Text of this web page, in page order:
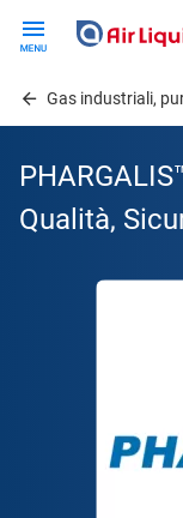
contentGas industriali,
Qualità,